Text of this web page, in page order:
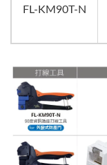
FL-KM90T-N